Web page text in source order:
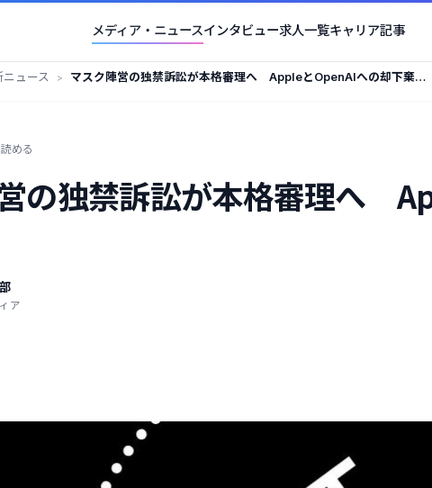
メディア・ニュースインタビュー求人一覧キャリア記事
ニュース
マスク陣営の独禁訴訟が本格審理へ AppleとOpenAIへの却下棄却
める
の独禁訴訟が本格審理へ
ア